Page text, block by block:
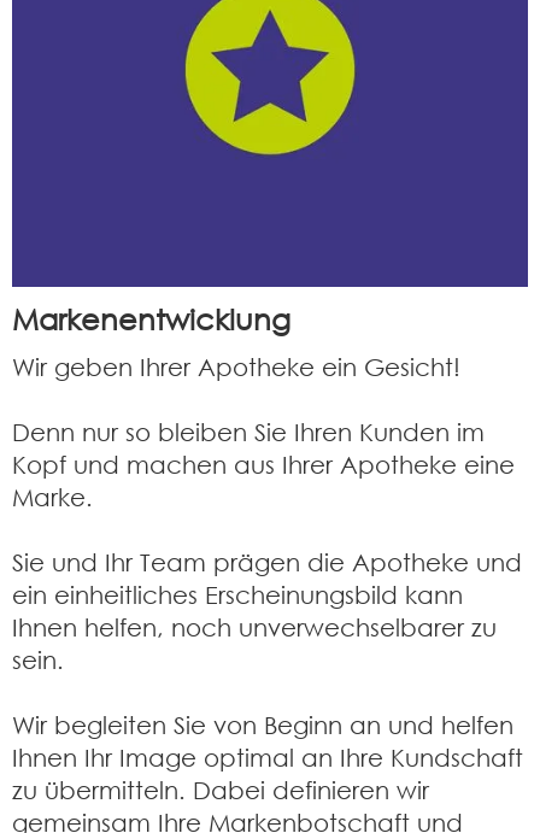
Markenentwicklung
Wir geben Ihrer Apotheke ein Gesicht!
Denn nur so bleiben Sie Ihren Kunden im
Kopf und machen aus Ihrer Apotheke eine
Marke.
Sie und Ihr Team prägen die Apotheke und
ein einheitliches Erscheinungsbild kann
Ihnen helfen, noch unverwechselbarer zu
sein.
Wir begleiten Sie von Beginn an und helfen
Ihnen Ihr Image optimal an Ihre Kundschaft
zu übermitteln. Dabei definieren wir
gemeinsam Ihre Markenbotschaft und